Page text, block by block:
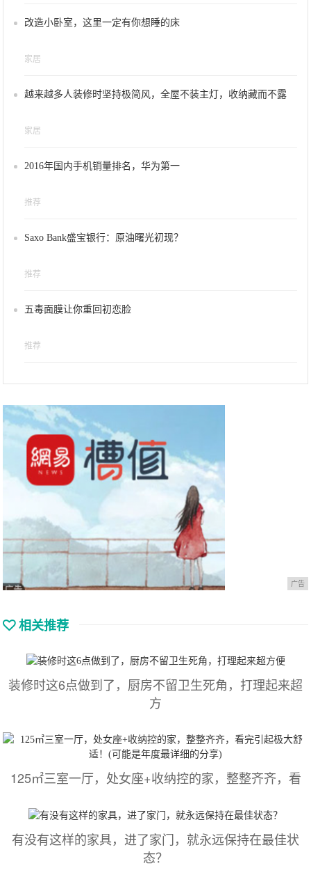
改造小卧室，这里一定有你想睡的床
家居
越来越多人装修时坚持极简风，全屋不装主灯，收纳藏而不露
家居
2016年国内手机销量排名，华为第一
推荐
Saxo Bank盛宝银行：原油曙光初现？
推荐
五毒面膜让你重回初恋脸
推荐
广告
相关推荐
装修时这6点做到了，厨房不留卫生死角，打理起来超
方
125㎡三室一厅，处女座+收纳控的家，整整齐齐，看
有没有这样的家具，进了家门，就永远保持在最佳状
态？